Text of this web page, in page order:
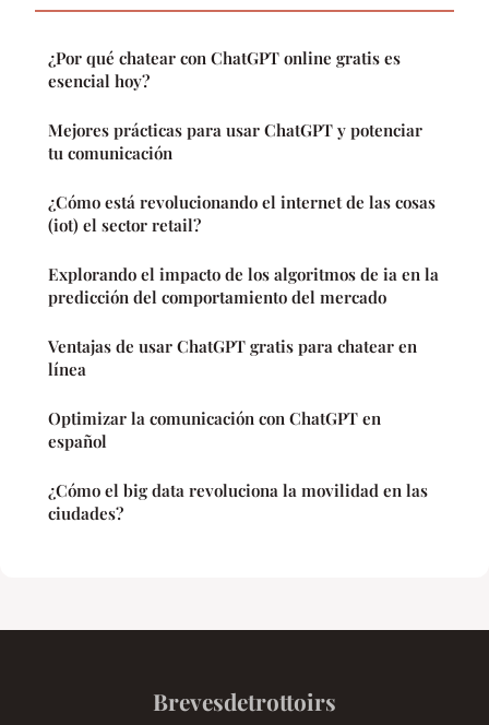
¿Por qué chatear con ChatGPT online gratis es
esencial hoy?
Mejores prácticas para usar ChatGPT y potenciar
tu comunicación
¿Cómo está revolucionando el internet de las cosas
(iot) el sector retail?
Explorando el impacto de los algoritmos de ia en la
predicción del comportamiento del mercado
Ventajas de usar ChatGPT gratis para chatear en
línea
Optimizar la comunicación con ChatGPT en
español
¿Cómo el big data revoluciona la movilidad en las
ciudades?
Brevesdetrottoirs